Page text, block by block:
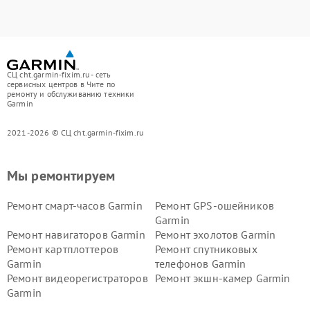
СЦ cht.garmin-fixim.ru - сеть
сервисных центров в Чите по
ремонту и обслуживанию техники
Garmin
2021-2026 © СЦ cht.garmin-fixim.ru
Мы ремонтируем
Ремонт смарт-часов Garmin
Ремонт GPS-ошейников
Garmin
Ремонт навигаторов Garmin
Ремонт эхолотов Garmin
Ремонт картплоттеров
Garmin
Ремонт спутниковых
телефонов Garmin
Ремонт видеорегистраторов
Garmin
Ремонт экшн-камер Garmin